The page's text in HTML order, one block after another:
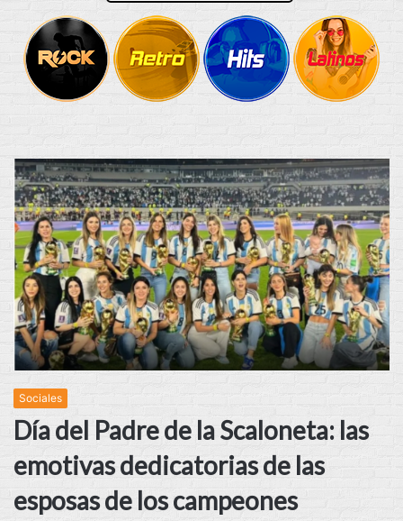
Sociales
Día del Padre de la Scaloneta: las
emotivas dedicatorias de las
esposas de los campeones